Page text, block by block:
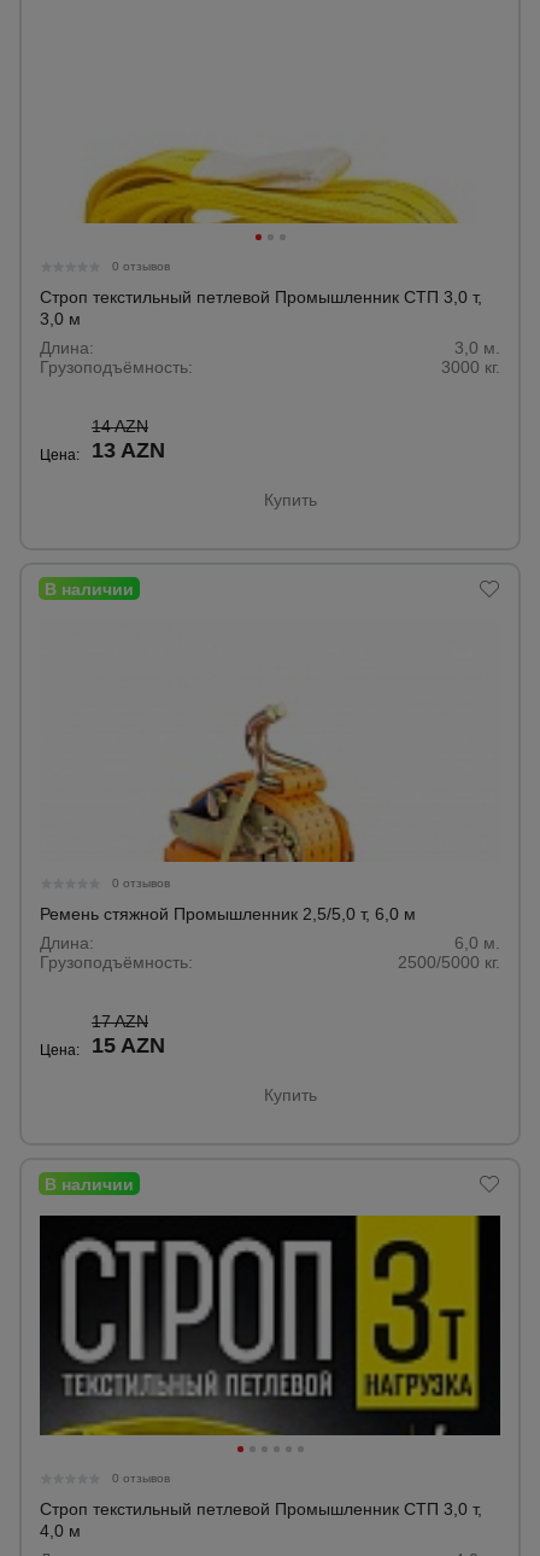
0 отзывов
Строп текстильный петлевой Промышленник СТП 3,0 т,
3,0 м
Длина:
3,0 м.
Грузоподъёмность:
3000 кг.
Цена:
14 AZN
13 AZN
Купить
0 отзывов
Ремень стяжной Промышленник 2,5/5,0 т, 6,0 м
Длина:
6,0 м.
Грузоподъёмность:
2500/5000 кг.
Цена:
17 AZN
15 AZN
Купить
0 отзывов
Строп текстильный петлевой Промышленник СТП 3,0 т,
4,0 м